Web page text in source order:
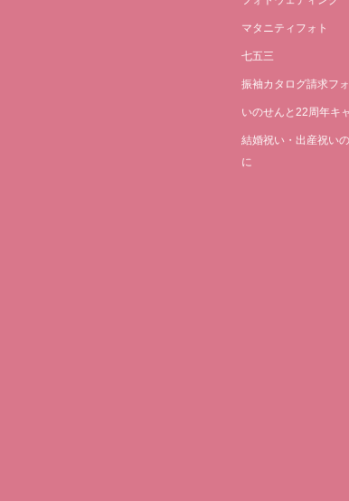
マタニティフォト
七五三
振袖カタログ請求フ
いのせんと22周年キ
結婚祝い・出産祝い
に